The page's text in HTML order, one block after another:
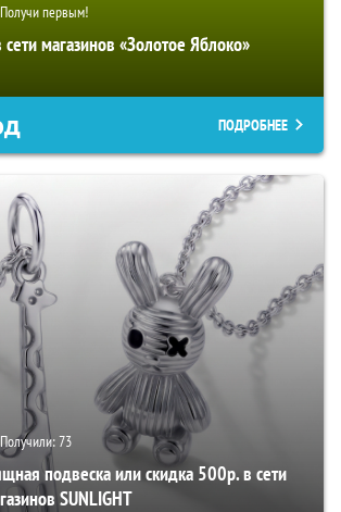
Получи первым!
магазинов «Золотое Яблоко»
ПОДРОБНЕЕ
Получили:73
подвеска или скидка 500р. в сети
SUNLIGHT